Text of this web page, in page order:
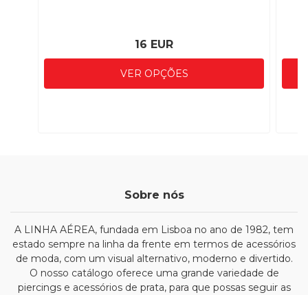
16 EUR
VER OPÇÕES
Sobre nós
A LINHA AÉREA, fundada em Lisboa no ano de 1982, tem
estado sempre na linha da frente em termos de acessórios
de moda, com um visual alternativo, moderno e divertido.
O nosso catálogo oferece uma grande variedade de
piercings e acessórios de prata, para que possas seguir as